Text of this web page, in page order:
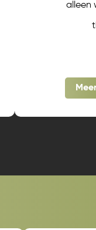
alleen